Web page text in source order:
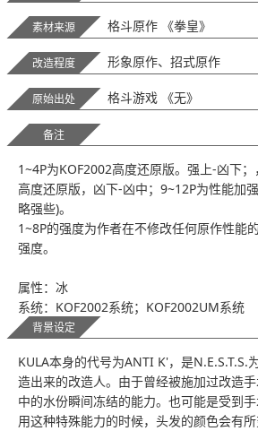
素材来源 格斗原作 《拳皇》
改造程度 形象原作、招式原作
原始出处 格斗游戏 《无》
备注
1~4P为KOF2002高度还原版。强上-凶下
高度还原版，凶下-凶中；9~12P为性能加
略强些)。
1~8P的强度为作者在不修改任何原作性能
强度。
属性：冰
系统：KOF2002系统；KOF2002UM系统
风格：KOF2002；KOF2002UM
背景设定
KULA本身的代号为ANTI K'，是N.E.S.T.S.
造出来的改造人。由于曾经被施加过改造
中的水份瞬间冻结的能力。也可能是受到
用这种特殊能力的时候，头发的颜色会有